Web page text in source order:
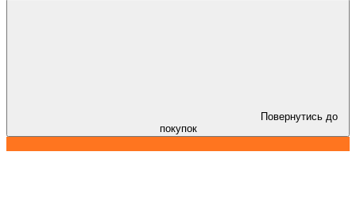
Повернутись до
покупок